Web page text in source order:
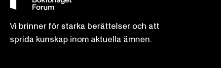
Vi brinner för starka berättelser och att
sprida kunskap inom aktuella ämnen.